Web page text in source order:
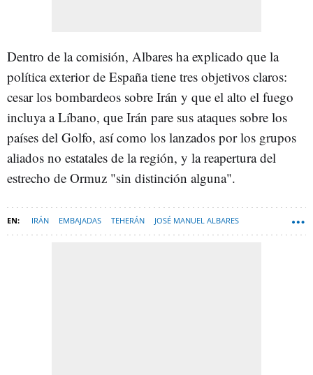
Dentro de la comisión, Albares ha explicado que la
política exterior de España tiene tres objetivos claros:
cesar los bombardeos sobre Irán y que el alto el fuego
incluya a Líbano, que Irán pare sus ataques sobre los
países del Golfo, así como los lanzados por los grupos
aliados no estatales de la región, y la reapertura del
estrecho de Ormuz "sin distinción alguna".
IRÁN EMBAJADAS TEHERÁN JOSÉ MANUEL ALBARES